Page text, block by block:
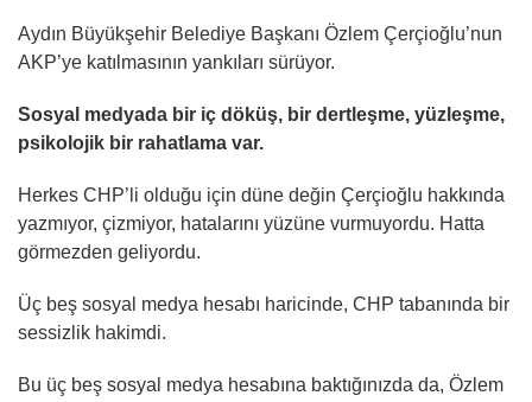
Aydın Büyükşehir Belediye Başkanı Özlem Çerçioğlu’nun
AKP’ye katılmasının yankıları sürüyor.
Sosyal medyada bir iç döküş, bir dertleşme, yüzleşme,
psikolojik bir rahatlama var.
Herkes CHP’li olduğu için düne değin Çerçioğlu hakkında
yazmıyor, çizmiyor, hatalarını yüzüne vurmuyordu. Hatta
görmezden geliyordu.
Üç beş sosyal medya hesabı haricinde, CHP tabanında bir
sessizlik hakimdi.
Bu üç beş sosyal medya hesabına baktığınızda da, Özlem